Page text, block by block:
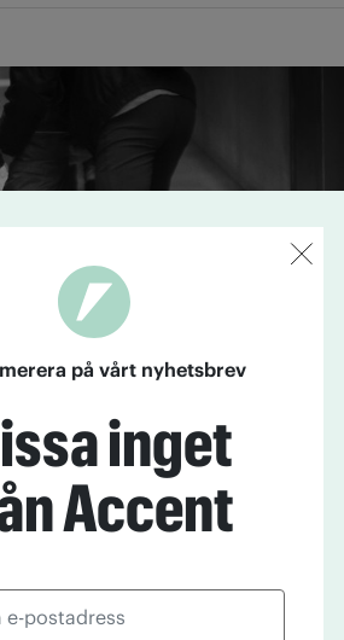
initiativ för
svenskundervisning,
på vårt nyhetsbrev
inget
Accent